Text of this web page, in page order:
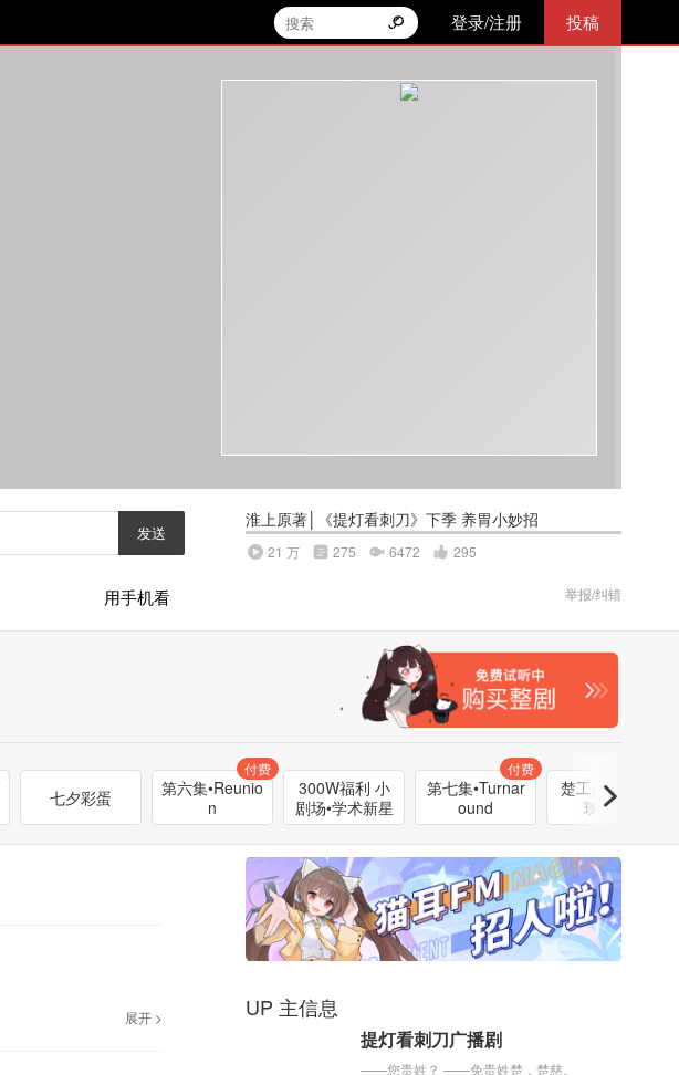
登录/注册 投稿
发送
用手机看
淮上原著│《提灯看刺刀》下季 养胃小妙招
21 万 275 6472 295
举报/纠错
七夕彩蛋
第六集•Reunio
n
付费
300W福利 小
剧场•学术新星
第七集•Turnar
ound
付费
楚工教你做玫
瑰元宵
展开 > UP 主信息
提灯看刺刀广播剧
——您贵姓？ ——免贵姓楚，楚慈。